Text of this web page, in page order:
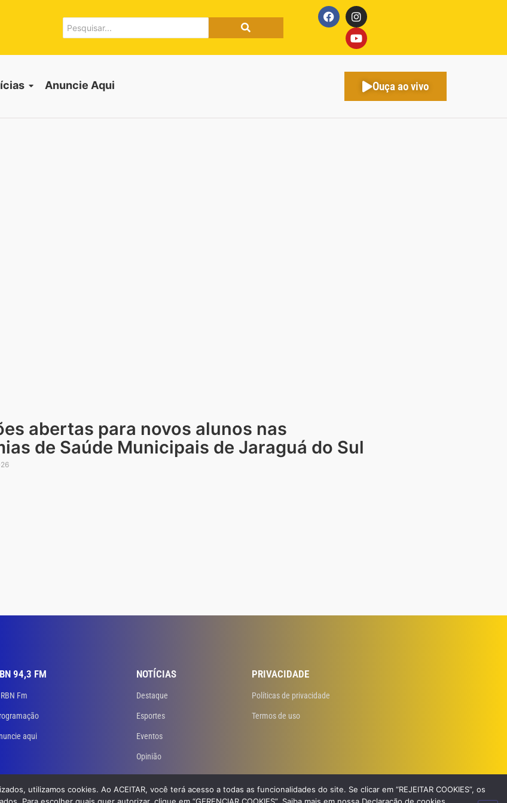
Anuncie Aqui Ouça ao vivo
abertas para novos alunos nas
de Saúde Municipais de Jaraguá do Sul
94,3 FM
Fm
aqui
NOTÍCIAS
Destaque
Esportes
Eventos
Opinião
PRIVACIDADE
Políticas de privacidade
Termos de uso
reservados. Desenvolvido por GB Dev – Agência de Websites
utilizamos cookies. Ao ACEITAR, você terá acesso a todas as funcionalidades do site. Se clicar em “REJEITAR COOKIES”, os